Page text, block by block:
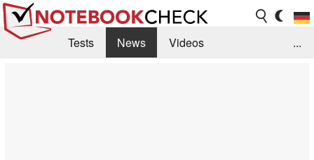
Tests News
Videos
...